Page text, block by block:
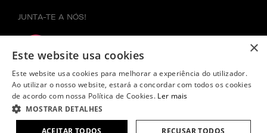
JUNTA-TE A NÓS!
×
Este website usa cookies
Este website usa cookies para melhorar a experiência do utilizador.
Ao utilizar o nosso website, estará a concordar com todos os cookies
de acordo com nossa Política de Cookies. Ler mais
MOSTRAR DETALHES
ACEITAR TODOS RECUSAR TODOS